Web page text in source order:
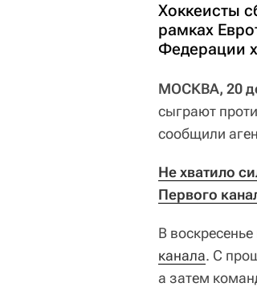
Хоккеисты
рамках
Федерации
МОСКВА, 20
сыграют
сообщили
Не хватило
Первого
В
канала. С
а затем